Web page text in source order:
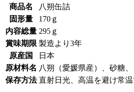
商品名
八朔缶詰
固形量
170ｇ
内容総量 295ｇ
賞味期限 製造より3年
原産国
日本
原材料名 八朔（愛媛県産）、砂糖
保存方法 直射日光、高温を避け常